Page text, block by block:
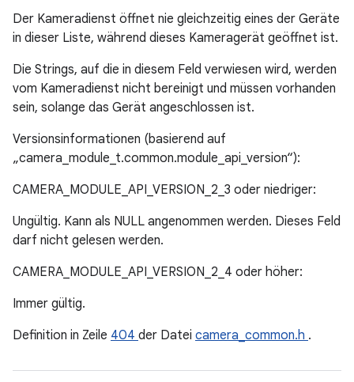
Der Kameradienst öffnet nie gleichzeitig eines der Geräte
in dieser Liste, während dieses Kameragerät geöffnet ist.
Die Strings, auf die in diesem Feld verwiesen wird, werden
vom Kameradienst nicht bereinigt und müssen vorhanden
sein, solange das Gerät angeschlossen ist.
Versionsinformationen (basierend auf
„camera_module_t.common.module_api_version“):
CAMERA_MODULE_API_VERSION_2_3 oder niedriger:
Ungültig. Kann als NULL angenommen werden. Dieses Feld
darf nicht gelesen werden.
CAMERA_MODULE_API_VERSION_2_4 oder höher:
Immer gültig.
Definition in Zeile 404 der Datei camera_common.h .